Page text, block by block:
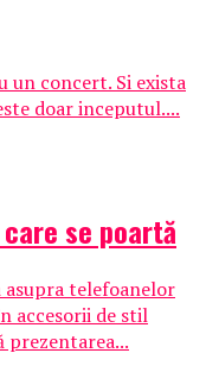
un concert. Si exista
doar inceputul....
care se poartă
asupra telefoanelor
accesorii de stil
prezentarea...